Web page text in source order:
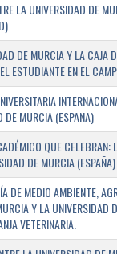
LA UNIVERSIDAD DE
DE MURCIA Y LA CAJA
ESTUDIANTE EN EL
MURCIA (ESPAÑA)
QUE
DE MURCIA (ESPAÑA)
DE MEDIO AMBIENTE,
Y LA UNIVERSIDAD
VETERINARIA.